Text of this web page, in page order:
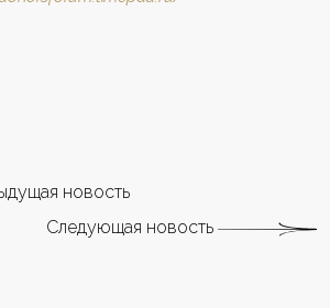
новость
Следующая новость